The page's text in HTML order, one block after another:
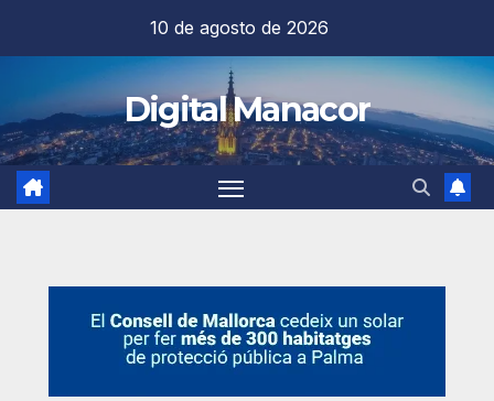
contenido
10 de agosto de 2026
Digital Manacor